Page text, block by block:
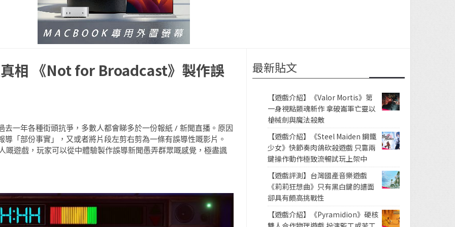
相 《Not for Broadcast》製作誤
一年各種街頭抗爭，多數人都會睇多於一份報紙 / 新聞直播。原因
「部份事實」，又或者將片段左剪右剪為一條有誤導性嘅影片。
遊戲，玩家可以從中體驗製作誤導新聞愚弄群眾嘅感覺，極盡諷
最新貼文
【遊戲介紹】《Valor Mortis》第
一身視點類魂新作 拿破崙軍亡靈以
槍械劍與魔法殺敵
【遊戲介紹】《Steel Maiden 鋼鐵
少女》快節奏肉鴿砍殺遊戲 只靠兩
鍵操作動作極致流暢試玩上架中
【遊戲評測】台灣國產音樂遊戲
《莉莉狂想曲》只有黑白鍵的譜面
卻具有頗高挑戰性
【遊戲介紹】《Pyramidion》硬核